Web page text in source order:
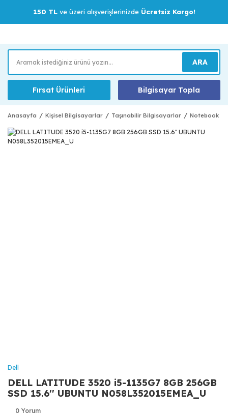
150 TLve üzeri alışverişlerinizde Ücretsiz Kargo!
ARA
Fırsat Ürünleri Bilgisayar Topla
Anasayfa Kişisel Bilgisayarlar Taşınabilir Bilgisayarlar Notebook
Dell
DELL LATITUDE 3520 i5-1135G7 8GB 256GB
SSD 15.6'' UBUNTU N058L352015EMEA_U
0 Yorum